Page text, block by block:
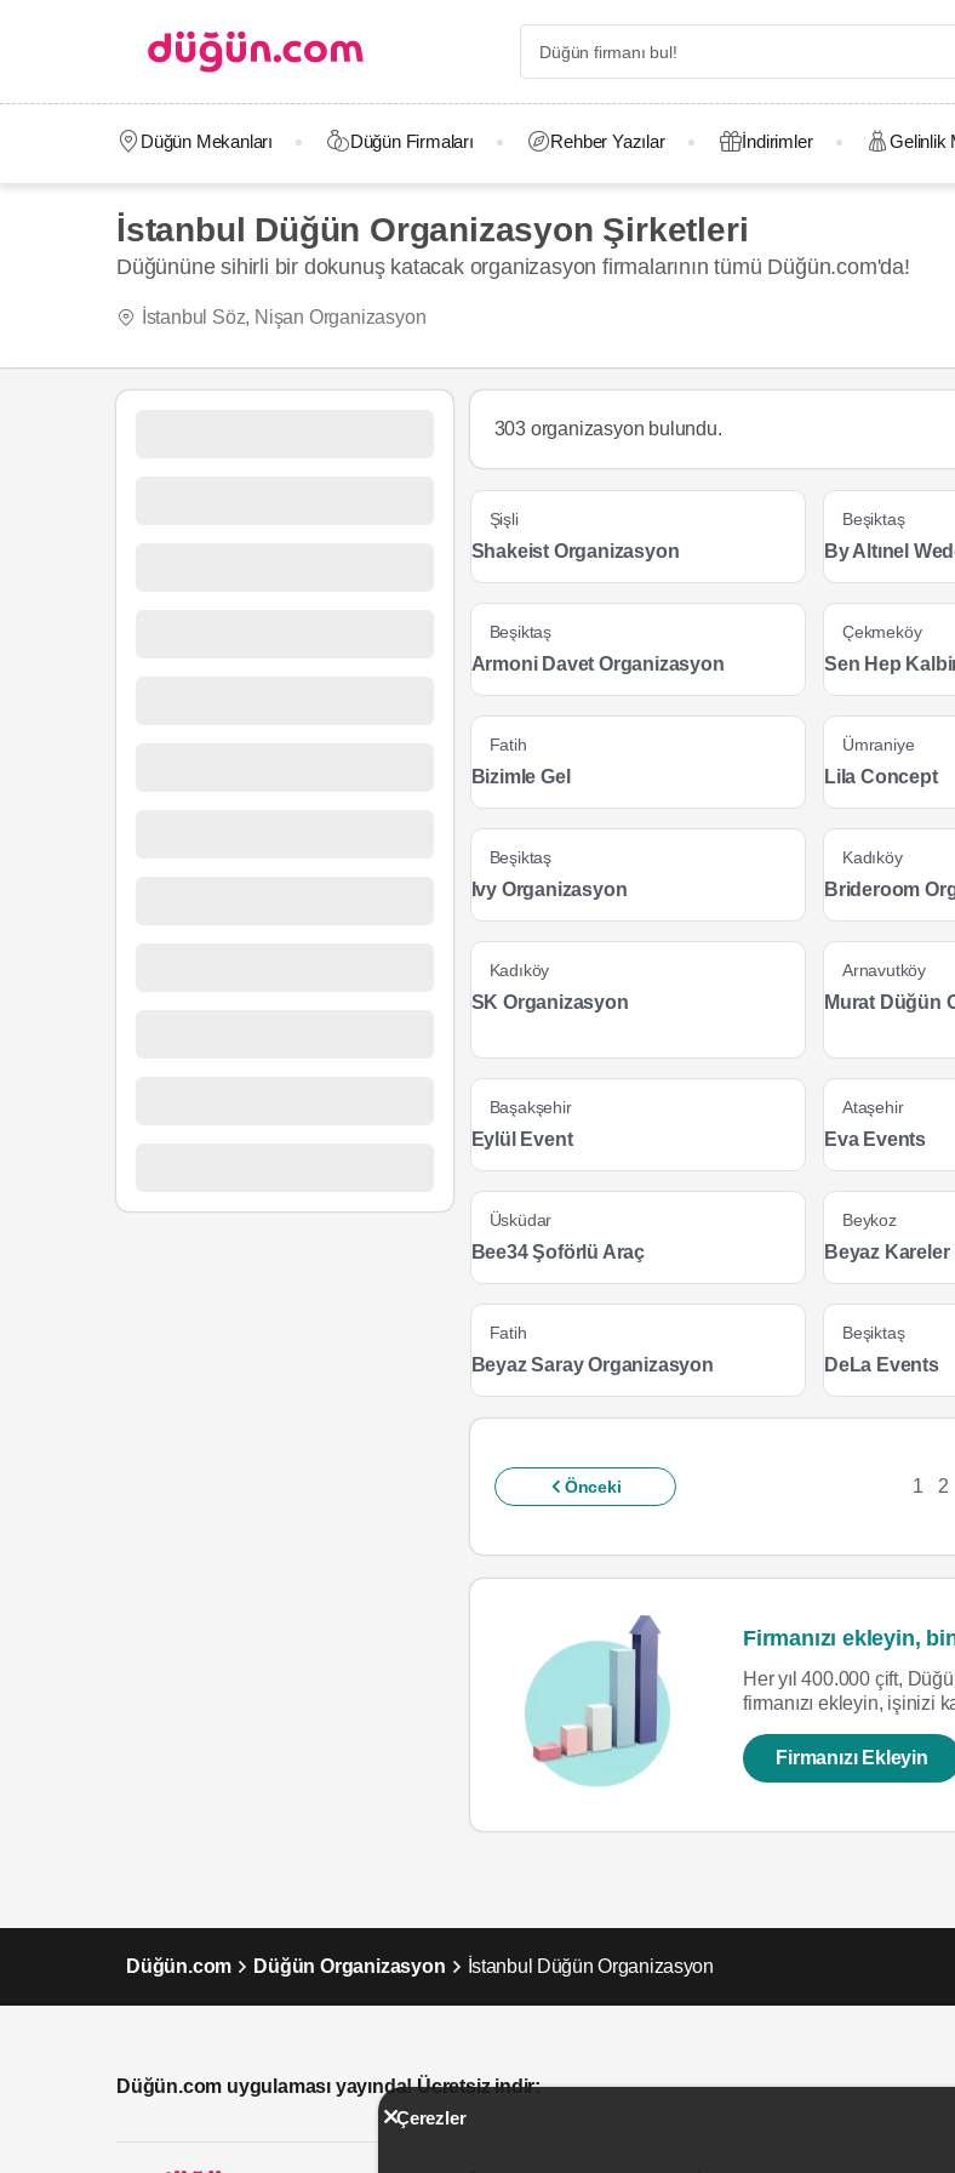
Düğün Mekanları Düğün Firmaları Rehber Yazılar İndirimler Gelinlik
İstanbul Düğün Organizasyon Şirketleri
Düğününe sihirli bir dokunuş katacak organizasyon firmalarının tümü Düğün.com'da!
İstanbul Söz, Nişan Organizasyon
303 organizasyon bulundu.
Şişli
Shakeist Organizasyon
Beşiktaş
By Altınel
Beşiktaş
Armoni Davet Organizasyon
Çekmeköy
Sen Hep
Fatih
Bizimle Gel
Ümraniye
Lila Concept
Beşiktaş
Ivy Organizasyon
Kadıköy
Brideroom
Kadıköy
SK Organizasyon
Arnavutköy
Murat Düğün
Başakşehir
Eylül Event
Ataşehir
Eva Events
Üsküdar
Bee34 Şoförlü Araç
Beykoz
Beyaz Kareler
Fatih
Beyaz Saray Organizasyon
Beşiktaş
DeLa Events
Önceki 1 2
Firmanızı ekleyin,
Her yıl 400.000 çift,
firmanızı ekleyin, işinizi
Firmanızı Ekleyin
Düğün.com Düğün Organizasyon İstanbul Düğün Organizasyon
Düğün.com uygulaması yayında! Ücretsiz indir:
Çerezler